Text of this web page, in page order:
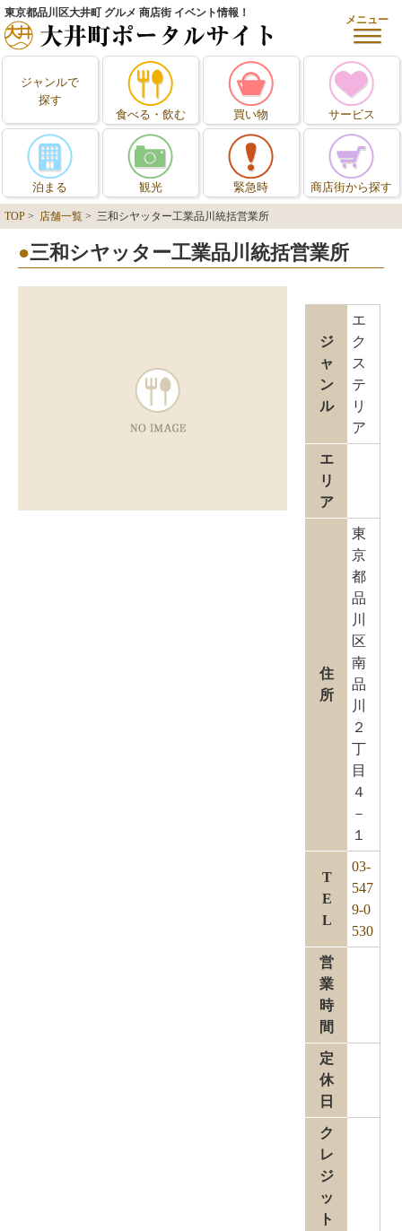
東京都品川区大井町 グルメ 商店街 イベント情報！
メニュー
ジャンルで
探す
食べる・飲む
買い物 サービス
泊まる 観光 緊急時 商店街から探す
TOP > 店舗一覧 > 三和シヤッター工業品川統括営業所
三和シヤッター工業品川統括営業所
ジ
ャ
ン
ル
エ
ク
ス
テ
リ
ア
エ
リ
ア
住
所
東
京
都
品
川
区
南
品
川
２
丁
目
４
－
１
T
E
L
03-
547
9-0
530
営
業
時
間
定
休
日
ク
レ
ジ
ッ
ト